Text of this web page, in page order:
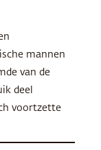
mannen
van de
deel
voortzette